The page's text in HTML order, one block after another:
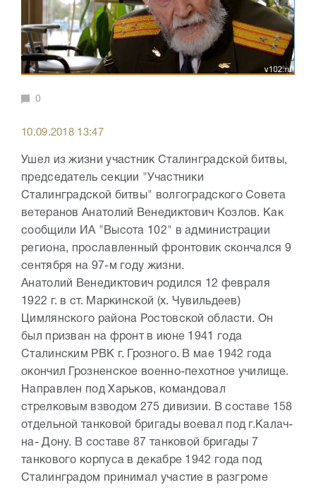
0
10.09.2018 13:47
Ушел из жизни участник Сталинградской битвы,
председатель секции "Участники
Сталинградской битвы" волгоградского Совета
ветеранов Анатолий Венедиктович Козлов. Как
сообщили ИА "Высота 102" в администрации
региона, прославленный фронтовик скончался 9
сентября на 97-м году жизни.
Анатолий Венедиктович родился 12 февраля
1922 г. в ст. Маркинской (х. Чувильдеев)
Цимлянского района Ростовской области. Он
был призван на фронт в июне 1941 года
Сталинским РВК г. Грозного. В мае 1942 года
окончил Грозненское военно-пехотное училище.
Направлен под Харьков, командовал
стрелковым взводом 275 дивизии. В составе 158
отдельной танковой бригады воевал под г.Калач-
на- Дону. В составе 87 танковой бригады 7
танкового корпуса в декабре 1942 года под
Сталинградом принимал участие в разгроме